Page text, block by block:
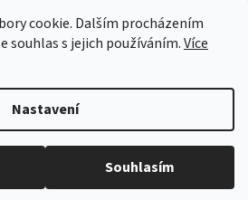
cookie. Dalším procházením
souhlas s jejich používáním.Více
Nastavení
Souhlasím
. Všechna práva vyhrazena.Upravit